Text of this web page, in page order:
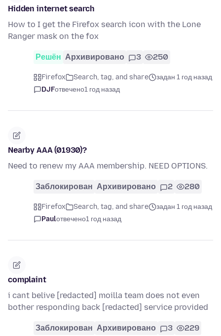
Hidden internet search
How to I get the Firefox search icon with the Lone
Ranger mask on the fox
Решён Архивировано 3 250
Firefox Search, tag, and share
задан 1 год назад
DJFотвечено1 год назад
Nearby AAA (01930)?
Need to renew my AAA membership. NEED OPTIONS.
Заблокирован Архивировано 2 280
Firefox Search, tag, and share
задан 1 год назад
Paulотвечено1 год назад
complaint
i cant belive [redacted] moilla team does not even
bother responding back [redacted] service provided
Заблокирован Архивировано 3 229